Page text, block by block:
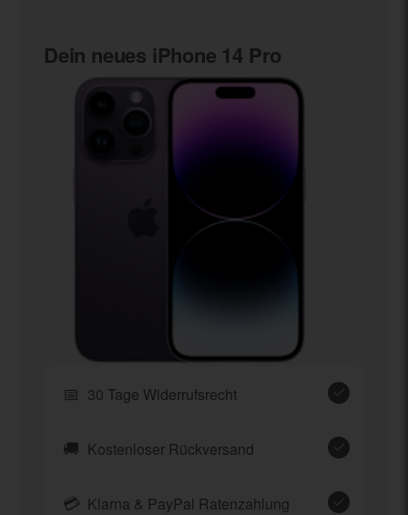
Dein neues iPhone 14 Pro
📅 30 Tage Widerrufsrecht
🚚 Kostenloser Rückversand
💳 Klarna & PayPal Ratenzahlung